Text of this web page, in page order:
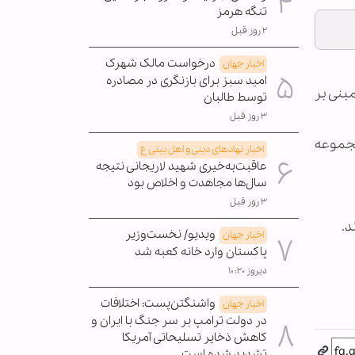
بر
تنگه هرمز
۲ روز قبل
اخبار جهان درخواست مالک شهرک
امید سبز برای بازنگری در مصادره
توسط طالبان
۳ روز قبل
اخبار نهادهای دینی و اهل بیتی ع
عاقبت‌به‌خیری شهید لاریجانی نتیجه
سال‌ها مجاهدت و اخلاص بود
۳ روز قبل
اخبار جهان ویدیو/ نخست‌وزیر
پاکستان وارد خانه کعبه شد
دیروز ۱۰:۲۰
اخبار جهان واشنگتن‌پست: اختلافات
در دولت ترامپ بر سر جنگ با ایران و
کاهش ذخایر تسلیحاتی آمریکا